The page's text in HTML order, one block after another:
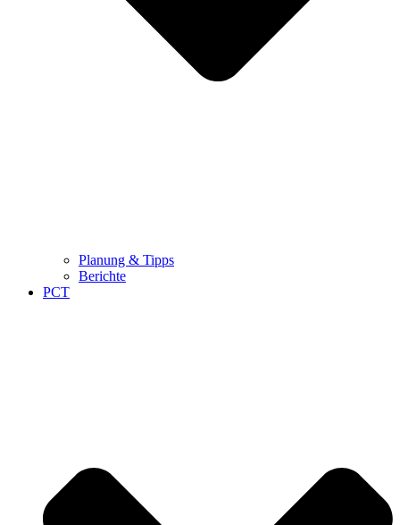
Planung & Tipps
Berichte
PCT